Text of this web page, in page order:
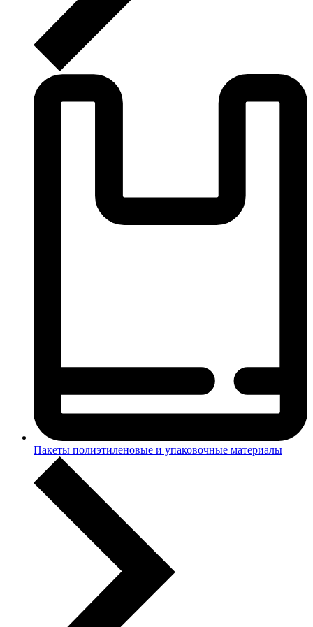
Пакеты полиэтиленовые и упаковочные материалы